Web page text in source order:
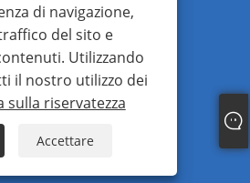
WEB:RETE TIANYUjack Lin:+86-
XML
di navigazione,
del sito e
Utilizzando
il ​​nostro utilizzo dei
sulla riservatezza
Accettare